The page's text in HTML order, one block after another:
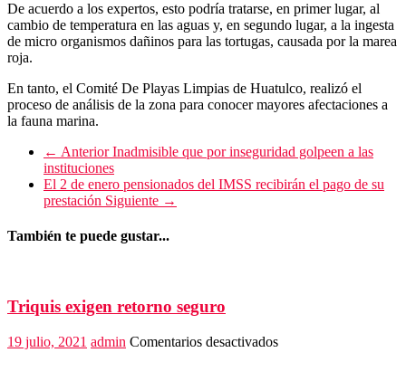
De acuerdo a los expertos, esto podría tratarse, en primer lugar, al
cambio de temperatura en las aguas y, en segundo lugar, a la ingesta
de micro organismos dañinos para las tortugas, causada por la marea
roja.
En tanto, el Comité De Playas Limpias de Huatulco, realizó el
proceso de análisis de la zona para conocer mayores afectaciones a
la fauna marina.
← AnteriorInadmisible que por inseguridad golpeen a las
instituciones
El 2 de enero pensionados del IMSS recibirán el pago de su
prestación Siguiente →
También te puede gustar...
Triquis exigen retorno seguro
19 julio, 2021 admin Comentarios desactivadosen